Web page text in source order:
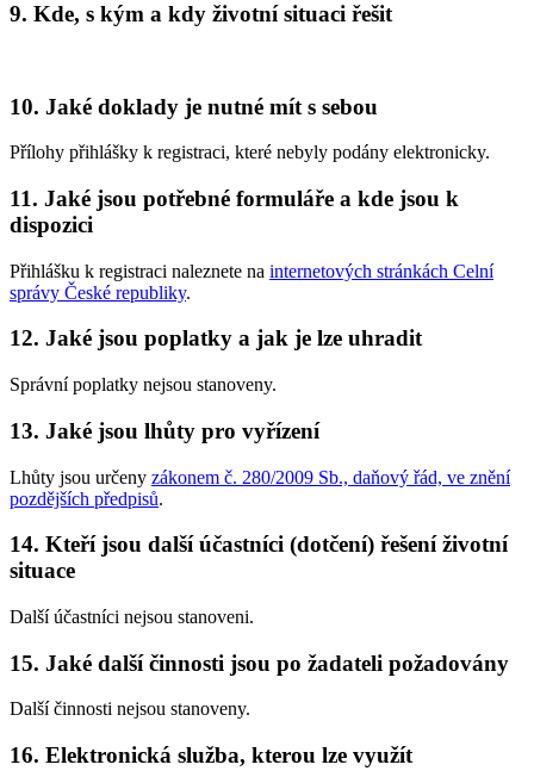
9. Kde, s kým a kdy životní situaci řešit
10. Jaké doklady je nutné mít s sebou
Přílohy přihlášky k registraci, které nebyly podány elektronicky.
11. Jaké jsou potřebné formuláře a kde jsou k
dispozici
Přihlášku k registraci naleznete na internetových stránkách Celní
správy České republiky.
12. Jaké jsou poplatky a jak je lze uhradit
Správní poplatky nejsou stanoveny.
13. Jaké jsou lhůty pro vyřízení
Lhůty jsou určeny zákonem č. 280/2009 Sb., daňový řád, ve znění
pozdějších předpisů.
14. Kteří jsou další účastníci (dotčení) řešení životní
situace
Další účastníci nejsou stanoveni.
15. Jaké další činnosti jsou po žadateli požadovány
Další činnosti nejsou stanoveny.
16. Elektronická služba, kterou lze využít